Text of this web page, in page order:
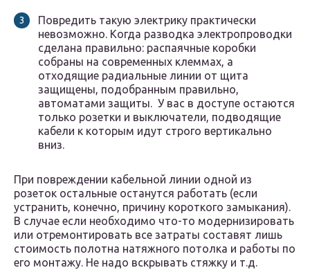
Повредить такую электрику практически
невозможно. Когда разводка электропроводки
сделана правильно: распаячные коробки
собраны на современных клеммах, а
отходящие радиальные линии от щита
защищены, подобранным правильно,
автоматами защиты. У вас в доступе остаются
только розетки и выключатели, подводящие
кабели к которым идут строго вертикально
вниз.
При повреждении кабельной линии одной из
розеток остальные останутся работать (если
устранить, конечно, причину короткого замыкания).
В случае если необходимо что-то модернизировать
или отремонтировать все затраты составят лишь
стоимость полотна натяжного потолка и работы по
его монтажу. Не надо вскрывать стяжку и т.д.